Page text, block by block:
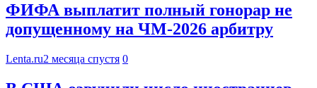
ФИФА выплатит полный гонорар не
допущенному на ЧМ-2026 арбитру
Lenta.ru2 месяца спустя 0